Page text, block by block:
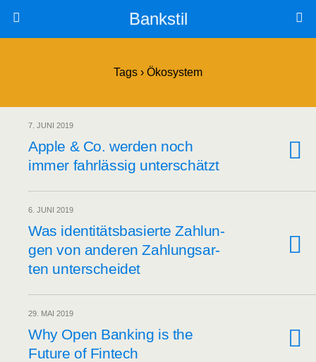
Bankstil
Tags › Ökosystem
7. JUNI 2019
Apple & Co. wer­den noch
immer fahr­läs­sig unterschätzt
6. JUNI 2019
Was iden­ti­täts­ba­sier­te Zah­lun­
gen von ande­ren Zah­lungs­ar­
ten unterscheidet
29. MAI 2019
Why Open Ban­king is the
Future of Fintech